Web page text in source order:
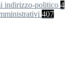
indirizzo-politico 4
407